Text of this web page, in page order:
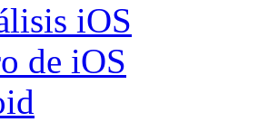
iOS
de iOS